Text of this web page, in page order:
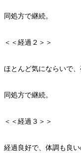
同処方で継続。
＜＜経過２＞＞
ほとんど気にならいで
同処方で継続。
＜＜経過３＞＞
経過良好で、体調も良